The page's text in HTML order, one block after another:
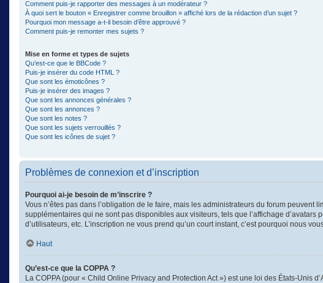
Comment puis-je rapporter des messages à un modérateur ?
À quoi sert le bouton « Enregistrer comme brouillon » affiché lors de la rédaction d’un sujet ?
Pourquoi mon message a-t-il besoin d’être approuvé ?
Comment puis-je remonter mes sujets ?
Mise en forme et types de sujets
Qu’est-ce que le BBCode ?
Puis-je insérer du code HTML ?
Que sont les émoticônes ?
Puis-je insérer des images ?
Que sont les annonces générales ?
Que sont les annonces ?
Que sont les notes ?
Que sont les sujets verrouillés ?
Que sont les icônes de sujet ?
Problèmes de connexion et d’inscription
Pourquoi ai-je besoin de m’inscrire ?
Vous n’êtes pas dans l’obligation de le faire, mais les administrateurs du forum
supplémentaires qui ne sont pas disponibles aux visiteurs, tels que l’affichage
d’utilisateurs, etc. L’inscription ne vous prend qu’un court instant, c’est pourquoi nous
Haut
Qu’est-ce que la COPPA ?
La COPPA (pour « Child Online Privacy and Protection Act ») est une loi des États-Unis